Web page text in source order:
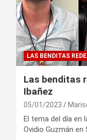
LAS BENDITAS
Las benditas
Ibañez
05/01/2023
El tema del día en
Ovidio Guzmán en